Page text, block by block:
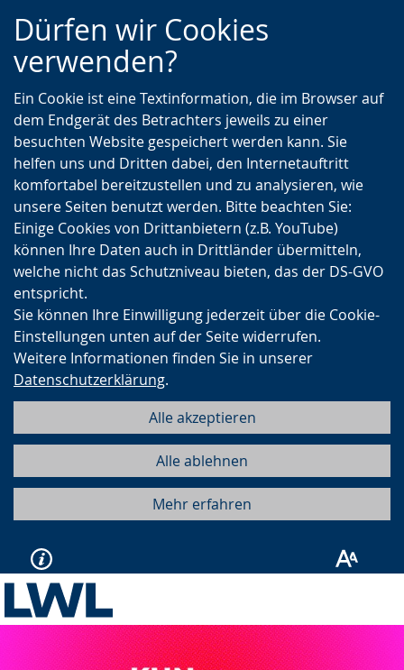
Zur
Hauptnavigation
Zur
Seitennavigation
Zum
Inhalt
Dürfen wir Cookies
verwenden?
Ein Cookie ist eine Textinformation, die im Browser auf
dem Endgerät des Betrachters jeweils zu einer
besuchten Website gespeichert werden kann. Sie
helfen uns und Dritten dabei, den Internetauftritt
komfortabel bereitzustellen und zu analysieren, wie
unsere Seiten benutzt werden. Bitte beachten Sie:
Einige Cookies von Drittanbietern (z.B. YouTube)
können Ihre Daten auch in Drittländer übermitteln,
welche nicht das Schutzniveau bieten, das der DS-GVO
entspricht.
Sie können Ihre Einwilligung jederzeit über die Cookie-
Einstellungen unten auf der Seite widerrufen.
Weitere Informationen finden Sie in unserer
Datenschutzerklärung.
Alle akzeptieren
Alle ablehnen
Mehr erfahren